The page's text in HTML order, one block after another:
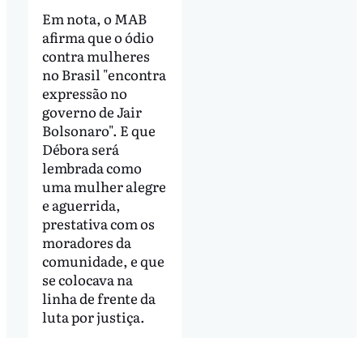
Em nota, o MAB
afirma que o ódio
contra mulheres
no Brasil "encontra
expressão no
governo de Jair
Bolsonaro". E que
Débora será
lembrada como
uma mulher alegre
e aguerrida,
prestativa com os
moradores da
comunidade, e que
se colocava na
linha de frente da
luta por justiça.